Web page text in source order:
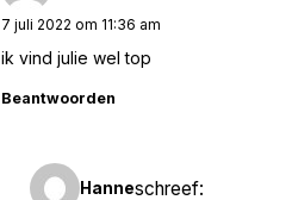
7 juli 2022 om 11:36 am
ik vind julie wel top
Beantwoorden
Hanneschreef: